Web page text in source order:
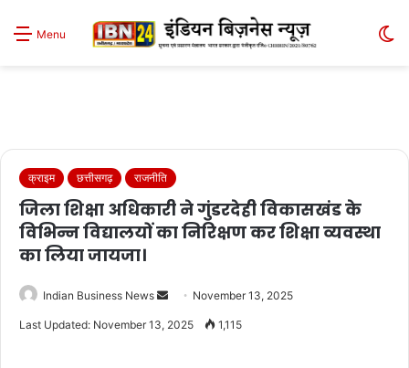
Menu
क्राइम छत्तीसगढ़ राजनीति
जिला शिक्षा अधिकारी ने गुंडरदेही विकासखंड के
विभिन्न विद्यालयों का निरिक्षण कर शिक्षा व्यवस्था
का लिया जायजा।
Indian Business News
Send November 13, 2025
Last Updated: November 13, 2025 1,115